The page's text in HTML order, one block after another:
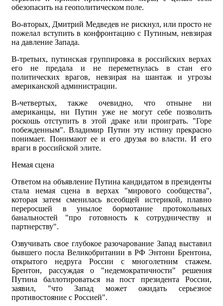
обезопасить на геополитическом поле.
Во-вторых, Дмитрий Медведев не рискнул, или просто не
пожелал вступить в конфронтацию с Путиным, невзирая
на давление Запада.
В-третьих, путинская группировка в российских верхах
его не предала и не переметнулась в стан его
политических врагов, невзирая на шантаж и угрозы
американской администрации.
В-четвертых, также очевидно, что отныне ни
американцы, ни Путин уже не могут себе позволить
роскошь отступить в этой драке или проиграть. "Горе
побежденным". Владимир Путин эту истину прекрасно
понимает. Понимают ее и его друзья во власти. И его
враги в российской элите.
Немая сцена
Ответом на объявление Путина кандидатом в президенты
стала немая сцена в верхах "мирового сообщества",
которая затем сменилась всеобщей истерикой, плавно
переросшей в унылое бормотание протокольных
банальностей "про готовность к сотрудничеству и
партнерству".
Озвучивать свое глубокое разочарование Запад выставил
бывшего посла Великобритании в РФ Энтони Брентона,
открытого недруга России с многолетним стажем.
Брентон, рассуждая о "недемократичности" решения
Путина баллотироваться на пост президента России,
заявил, "что Запад может ожидать серьезное
противостояние с Россией".